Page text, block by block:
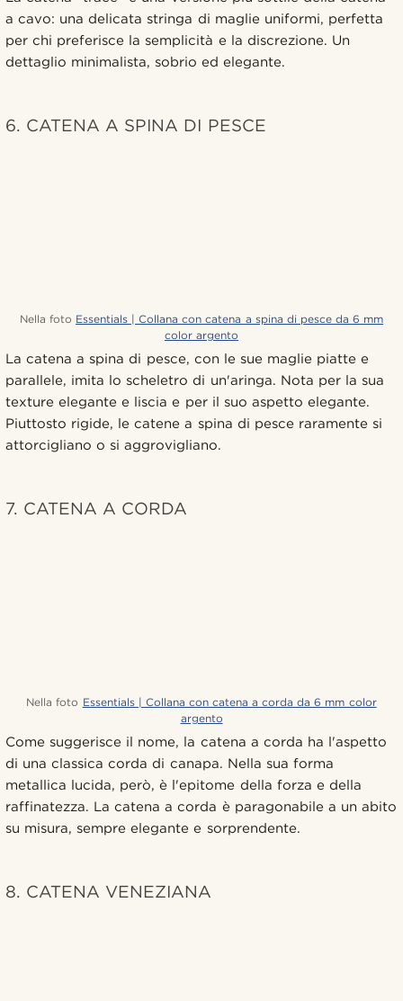
a cavo: una delicata stringa di maglie uniformi, perfetta
per chi preferisce la semplicità e la discrezione. Un
dettaglio minimalista, sobrio ed elegante.
6. CATENA A SPINA DI PESCE
Nella foto Essentials | Collana con catena a spina di pesce da 6 mm
color argento
La catena a spina di pesce, con le sue maglie piatte e
parallele, imita lo scheletro di un'aringa. Nota per la sua
texture elegante e liscia e per il suo aspetto elegante.
Piuttosto rigide, le catene a spina di pesce raramente si
attorcigliano o si aggrovigliano.
7. CATENA A CORDA
Nella foto Essentials | Collana con catena a corda da 6 mm color
argento
Come suggerisce il nome, la catena a corda ha l'aspetto
di una classica corda di canapa. Nella sua forma
metallica lucida, però, è l'epitome della forza e della
raffinatezza. La catena a corda è paragonabile a un abito
su misura, sempre elegante e sorprendente.
8. CATENA VENEZIANA